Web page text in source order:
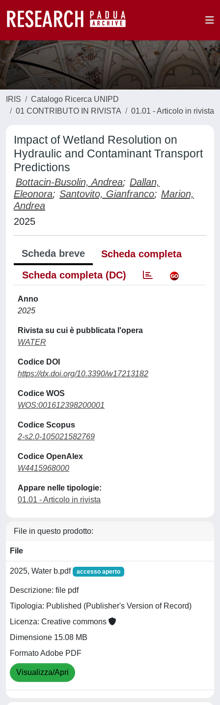
IRIS
Catalogo Ricerca UNIPD
01 CONTRIBUTO IN RIVISTA
01.01 - Articolo in rivista
Impact of Wetland Resolution on
Hydraulic and Contaminant Transport
Predictions
Bottacin-Busolin, Andrea; Dallan,
Eleonora; Santovito, Gianfranco; Marion,
Andrea
2025
Scheda breve
Scheda completa
Scheda completa (DC)
Anno
2025
Rivista su cui è pubblicata l'opera
WATER
Codice DOI
https://dx.doi.org/10.3390/w17213182
Codice WOS
WOS:001612398200001
Codice Scopus
2-s2.0-105021582769
Codice OpenAlex
W4415968000
Appare nelle tipologie:
01.01 - Articolo in rivista
File in questo prodotto:
File
2025, Water b.pdf accesso aperto
Descrizione: file pdf
Tipologia: Published (Publisher's Version of Record)
Licenza: Creative commons
Dimensione 15.08 MB
Formato Adobe PDF
Visualizza/Apri